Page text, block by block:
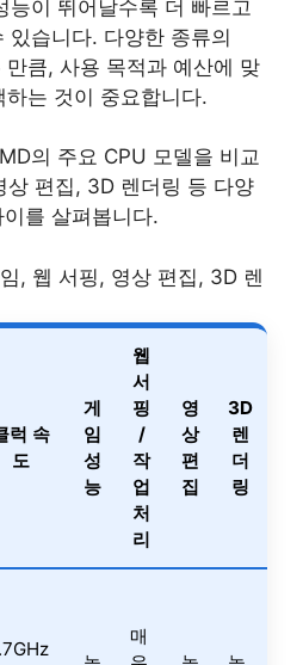
능이 뛰어날수록 더 빠르고
있습니다. 다양한 종류의
큼, 사용 목적과 예산에 맞
는 것이 중요합니다.
의 주요 CPU 모델을 비교
편집, 3D 렌더링 등 다양
를 살펴봅니다.
, 웹 서핑, 영상 편집, 3D 렌
럭 속
도
게
임
성
능
웹
서
핑
/
작
업
처
리
영
상
편
집
3D
렌
더
링
매